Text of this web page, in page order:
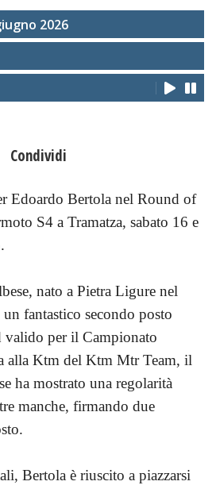
2026
Condividi
Edoardo Bertola nel Round of
S4 a Tramatza, sabato 16 e
nato a Pietra Ligure nel
fantastico secondo posto
valido per il Campionato
alla Ktm del Ktm Mtr Team, il
ha mostrato una regolarità
manche, firmando due
Bertola è riuscito a piazzarsi